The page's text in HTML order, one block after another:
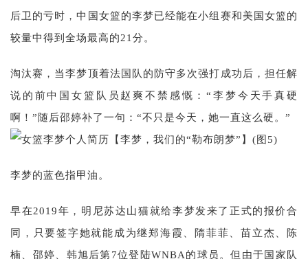
后卫的亏时，中国女篮的李梦已经能在小组赛和美国女篮的
较量中得到全场最高的21分。
淘汰赛，当李梦顶着法国队的防守多次强打成功后，担任解
说的前中国女篮队员赵爽不禁感慨：“李梦今天手真硬
啊！”随后邵婷补了一句：“不只是今天，她一直这么硬。”
李梦的蓝色指甲油。
早在2019年，明尼苏达山猫就给李梦发来了正式的报价合
同，只要签字她就能成为继郑海霞、隋菲菲、苗立杰、陈
楠、邵婷、韩旭后第7位登陆WNBA的球员。但由于国家队